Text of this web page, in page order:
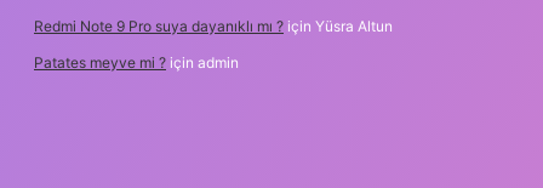
Redmi Note 9 Pro suya dayanıklı mı ? için Yüsra Altun
Patates meyve mi ? için admin